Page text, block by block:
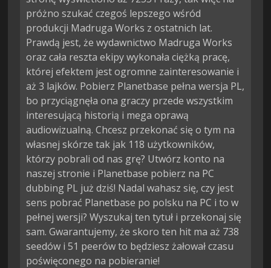
próżno szukać czegoś lepszego wśród
produkcji Madruga Works z ostatnich lat.
Prawdą jest, że wydawnictwo Madruga Works
oraz cała reszta ekipy wykonała ciężką pracę,
której efektem jest ogromne zainteresowanie i
aż 3 lajków. Pobierz Planetbase pełna wersja PL,
bo przyciągnęła ona graczy przede wszystkim
interesującą historią i mega oprawą
audiowizualną. Chcesz przekonać się o tym na
własnej skórze tak jak 118 użytkowników,
którzy pobrali od nas grę? Utwórz konto na
naszej stronie i Planetbase pobierz na PC
dubbing PL już dziś! Nadal wahasz się, czy jest
sens pobrać Planetbase po polsku na PC i to w
pełnej wersji? Wyszukaj ten tytuł i przekonaj się
sam. Gwarantujemy, że skoro ten hit ma aż 738
seedów i 51 peerów to będziesz żałował czasu
poświęconego na pobieranie!